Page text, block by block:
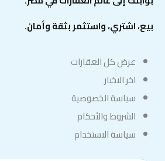
بيع، اشتري، واستثمر بثقة وأمان.
عرض كل العقارات
اخر الاخبار
سياسة الخصوصية
الشروط والأحكام
سياسة الاستخدام